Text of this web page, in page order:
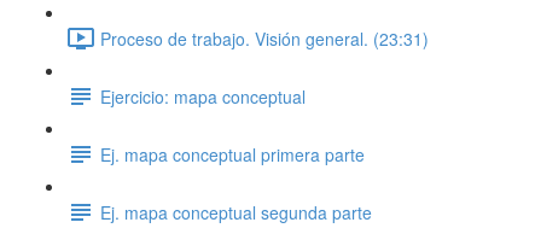
Proceso de trabajo. Visión general. (23:31)
Ejercicio: mapa conceptual
Ej. mapa conceptual primera parte
Ej. mapa conceptual segunda parte